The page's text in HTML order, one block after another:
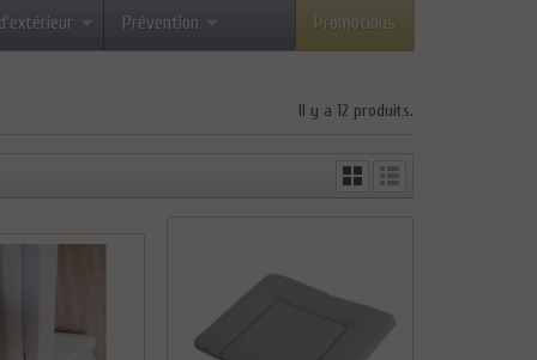
Promotions
Prévention
Il y a 12 produits.